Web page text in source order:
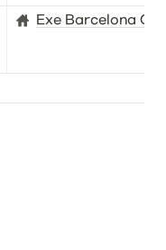
Exe Barcelona